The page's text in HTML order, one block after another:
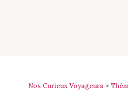
Nos Curieux Voyageurs >